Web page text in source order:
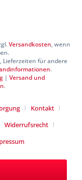
Versandkosten, wenn
Lieferzeiten für andere
.
| Versand und
.
Kontakt
Widerrufsrecht